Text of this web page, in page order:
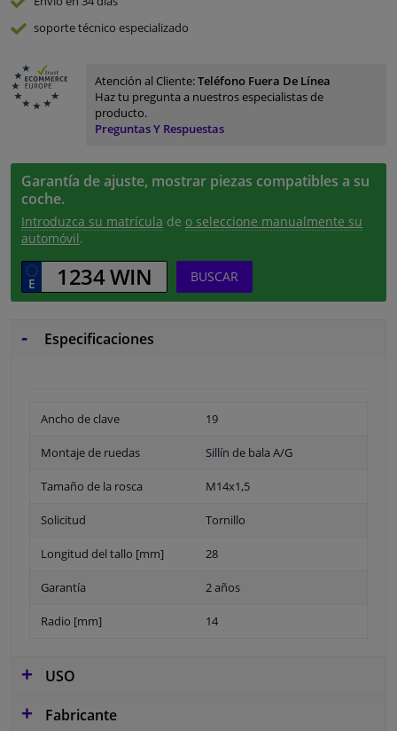
soporte técnico especializado
Atención al Cliente:Teléfono Fuera De Línea
Haz tu pregunta a nuestros especialistas de
producto.
Preguntas Y Respuestas
Garantía de ajuste, mostrar piezas compatibles a su
coche.
Introduzca su matrícula de o seleccione manualmente su
automóvil.
BUSCAR
Especificaciones
Ancho de clave 19
Montaje de ruedas Sillín de bala A/G
Tamaño de la rosca M14x1,5
Solicitud Tornillo
Longitud del tallo [mm] 28
Garantía 2 años
Radio [mm] 14
USO
Fabricante